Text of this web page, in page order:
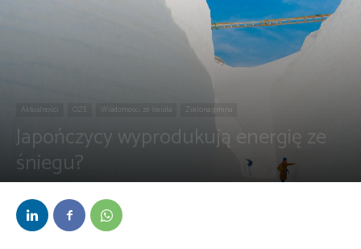
Aktualności OZE Wiadomości ze świata Zielona gmina
Japończycy wyprodukują energię ze
śniegu?